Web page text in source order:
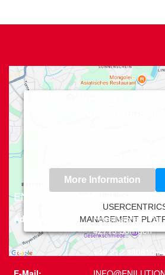
More Information
MANAGEMENT
ENILUTION GMBH
Adresse:
Feuerbachstr. 12a
42719 Solingen
Tel:
+49 212 380810